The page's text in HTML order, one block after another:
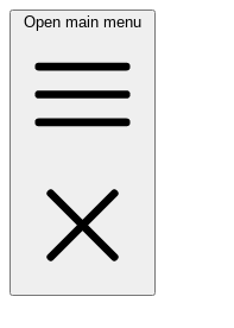
Open main menu